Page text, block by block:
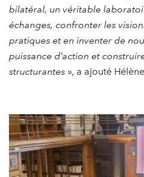
bilatéral, un véritable
échanges, confronter les
pratiques et en inventer de
puissance d’action et
structurantes », a ajouté